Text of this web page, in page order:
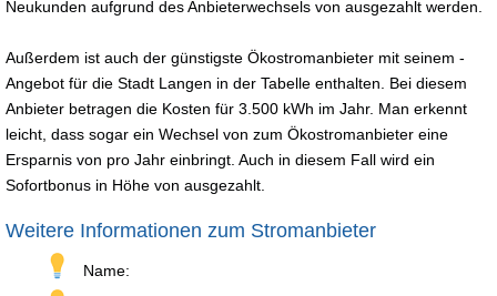
Neukunden aufgrund des Anbieterwechsels von ausgezahlt werden.
Außerdem ist auch der günstigste Ökostromanbieter mit seinem -
Angebot für die Stadt Langen in der Tabelle enthalten. Bei diesem
Anbieter betragen die Kosten für 3.500 kWh im Jahr. Man erkennt
leicht, dass sogar ein Wechsel von zum Ökostromanbieter eine
Ersparnis von pro Jahr einbringt. Auch in diesem Fall wird ein
Sofortbonus in Höhe von ausgezahlt.
Weitere Informationen zum Stromanbieter
Name: